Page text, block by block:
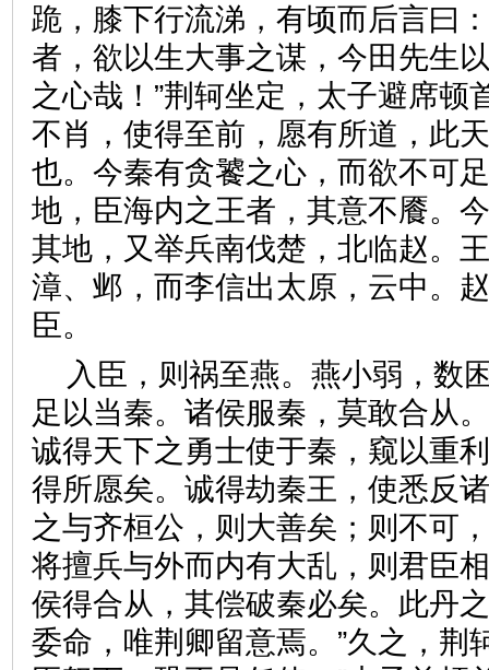
跪，膝下行流涕，有顷而后言曰
者，欲以生大事之谋，今田先生
之心哉！”荆轲坐定，太子避席顿
不肖，使得至前，愿有所道，此
也。今秦有贪饕之心，而欲不可
地，臣海内之王者，其意不餍。
其地，又举兵南伐楚，北临赵。
漳、邺，而李信出太原，云中。
臣。
入臣，则祸至燕。燕小弱，数
足以当秦。诸侯服秦，莫敢合从
诚得天下之勇士使于秦，窥以重
得所愿矣。诚得劫秦王，使悉反
之与齐桓公，则大善矣；则不可
将擅兵与外而内有大乱，则君臣
侯得合从，其偿破秦必矣。此丹
委命，唯荆卿留意焉。”久之，荆